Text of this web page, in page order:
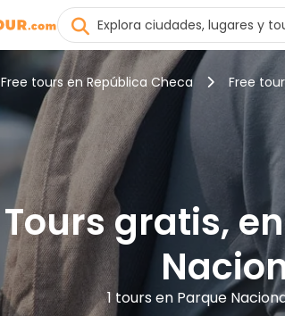
Free tours en República Checa Free
Tours gratis,
1 tours en Parque